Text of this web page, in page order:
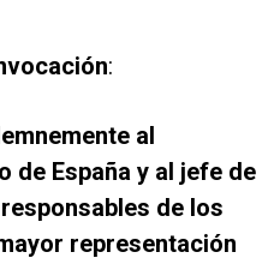
:
al
de España y al jefe de
de los
representación